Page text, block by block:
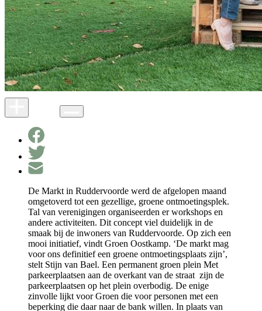
De Markt in Ruddervoorde werd de afgelopen maand
omgetoverd tot een gezellige, groene ontmoetingsplek.
Tal van verenigingen organiseerden er workshops en
andere activiteiten. Dit concept viel duidelijk in de
smaak bij de inwoners van Ruddervoorde. Op zich een
mooi initiatief, vindt Groen Oostkamp. ‘De markt mag
voor ons definitief een groene ontmoetingsplaats zijn’,
stelt Stijn van Bael. Een permanent groen plein Met
parkeerplaatsen aan de overkant van de straat zijn de
parkeerplaatsen op het plein overbodig. De enige
zinvolle lijkt voor Groen die voor personen met een
beperking die daar naar de bank willen. In plaats van